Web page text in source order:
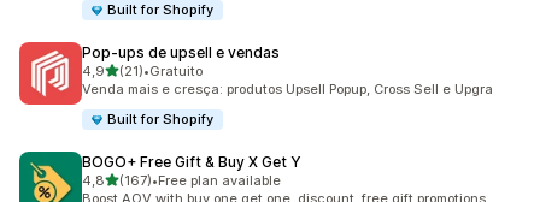
Built for Shopify
Pop‑ups de upsell e vendas
4,9de 5 estrelas
(21)
21 total de avaliações
•Gratuito
Venda mais e cresça: produtos Upsell Popup, Cross Sell e Upgra
Built for Shopify
BOGO+ Free Gift & Buy X Get Y
4,8de 5 estrelas
(167)
167 total de avaliações
•Free plan available
Boost AOV with buy one get one, discount, free gift promotions